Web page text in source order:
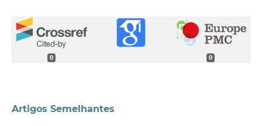
0 0
Artigos Semelhantes